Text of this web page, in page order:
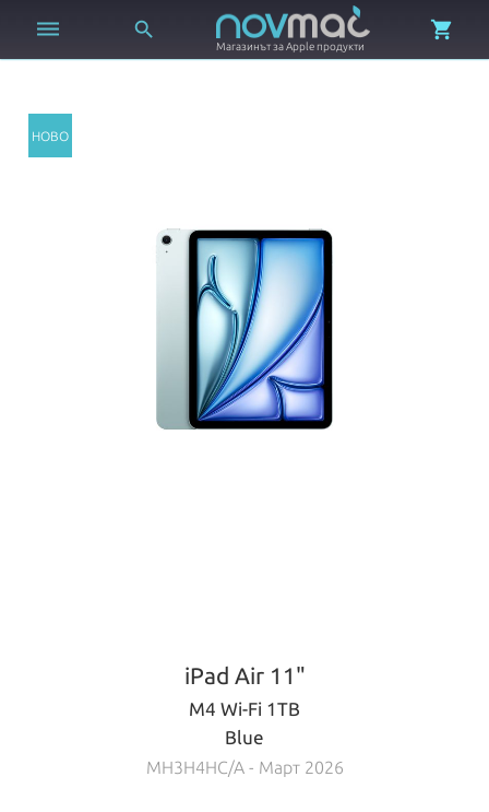
 
Магазинът за Apple продукти

iPad Air 11"
M4 Wi-Fi 1TB
Blue
MH3H4HC/A - Март 2026